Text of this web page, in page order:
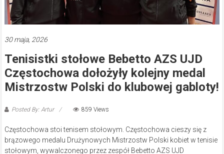
30 maja, 2026
Tenisistki stołowe Bebetto AZS UJD
Częstochowa dołożyły kolejny medal
Mistrzostw Polski do klubowej gabloty!
Posted By: Artur 859 Views
Częstochowa stoi tenisem stołowym. Częstochowa cieszy się z
brązowego medalu Drużynowych Mistrzostw Polski kobiet w tenisie
stołowym, wywalczonego przez zespół Bebetto AZS UJD